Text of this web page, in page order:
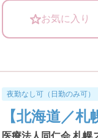
お気に入り
夜勤なし可（日勤のみ可）
【北海道／